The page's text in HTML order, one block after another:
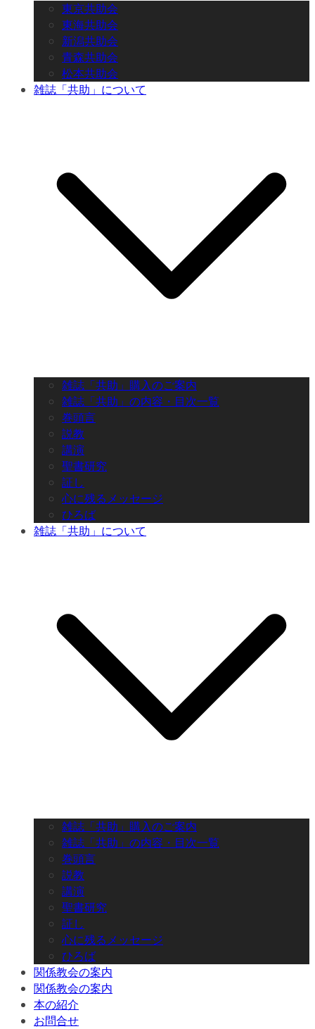
東京共助会
東海共助会
新潟共助会
青森共助会
松本共助会
雑誌「共助」について
雑誌「共助」購入のご案内
雑誌「共助」の内容・目次一覧
巻頭言
説教
講演
聖書研究
証し
心に残るメッセージ
ひろば
雑誌「共助」について
雑誌「共助」購入のご案内
雑誌「共助」の内容・目次一覧
巻頭言
説教
講演
聖書研究
証し
心に残るメッセージ
ひろば
関係教会の案内
関係教会の案内
本の紹介
お問合せ